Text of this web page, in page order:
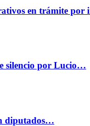
en trámite
silencio por Lucio…
diputados…